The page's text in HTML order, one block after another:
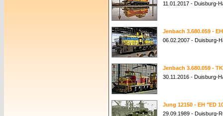
11.01.2017 - Duisburg-
Jenbach 3.680.059 -
06.02.2007 - Duisburg-
Jenbach 3.680.059 -
30.11.2016 - Duisburg-
Jung 12150 - EH "ED
29.09.1989 - Duisburg-